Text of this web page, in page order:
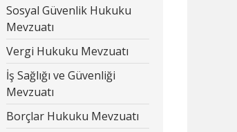
Sosyal Güvenlik Hukuku
Mevzuatı
Vergi Hukuku Mevzuatı
İş Sağlığı ve Güvenliği
Mevzuatı
Borçlar Hukuku Mevzuatı